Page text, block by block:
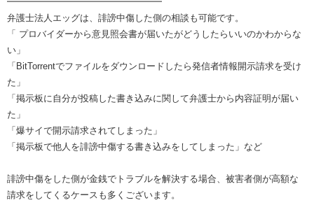
弁護士法人エッグは、誹謗中傷した側の相談も可能です。
「 プロバイダーから意見照会書が届いたがどうしたらいいのかわからな
い」
「BitTorrentでファイルをダウンロードしたら発信者情報開示請求を受け
た」
「掲示板に自分が投稿した書き込みに関して弁護士から内容証明が届い
た」
「爆サイで開示請求されてしまった」
「掲示板で他人を誹謗中傷する書き込みをしてしまった」など
誹謗中傷をした側が金銭でトラブルを解決する場合、被害者側が高額な
請求をしてくるケースも多くございます。